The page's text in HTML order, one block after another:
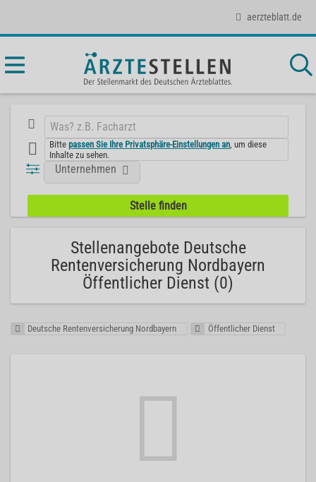
aerzteblatt.de
Bittepassen Sie Ihre Privatsphäre-Einstellungen an , um diese
Inhalte zu sehen.
Unternehmen
Stellenangebote Deutsche
Rentenversicherung Nordbayern
Öffentlicher Dienst (0)
Deutsche Rentenversicherung Nordbayern Öffentlicher Dienst